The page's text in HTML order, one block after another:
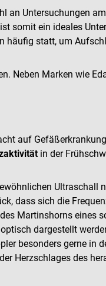
an Untersuchungen
somit ein ideales
häufig statt, um
Neben Marken wie
auf
in der
Ultraschall
dass sich die
Martinshorns eines
dargestellt
besonders gerne in
Herzschlages des